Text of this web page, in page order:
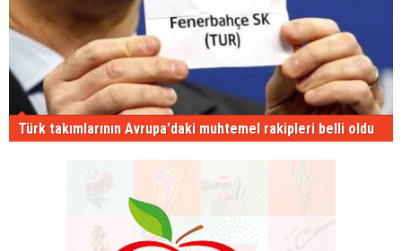
Türk takımlarının Avrupa'daki muhtemel rakipleri belli oldu